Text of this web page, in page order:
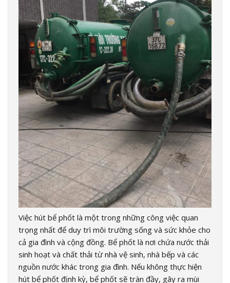
Việc hút bể phốt là một trong những công việc quan
trọng nhất để duy trì môi trường sống và sức khỏe cho
cả gia đình và cộng đồng. Bể phốt là nơi chứa nước thải
sinh hoạt và chất thải từ nhà vệ sinh, nhà bếp và các
nguồn nước khác trong gia đình. Nếu không thực hiện
hút bể phốt định kỳ, bể phốt sẽ tràn đầy, gây ra mùi